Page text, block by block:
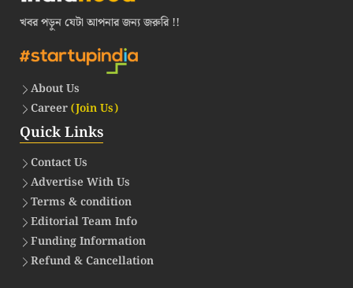
খবর পড়ুন যেটা আপনার জন্য জরুরি !!
About Us
Career(Join Us)
Quick Links
Contact Us
Advertise With Us
Terms & condition
Editorial Team Info
Funding Information
Refund & Cancellation